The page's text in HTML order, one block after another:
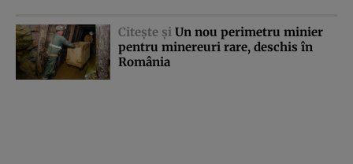
Citeşte şi Un nou perimetru minier
pentru minereuri rare, deschis în
România